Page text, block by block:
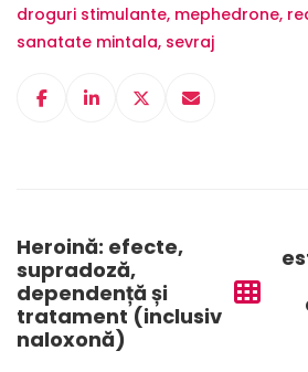
droguri stimulante, mephedrone,
sanatate mintala, sevraj
Heroină: efecte,
supradoză,
dependență și
tratament (inclusiv
naloxonă)